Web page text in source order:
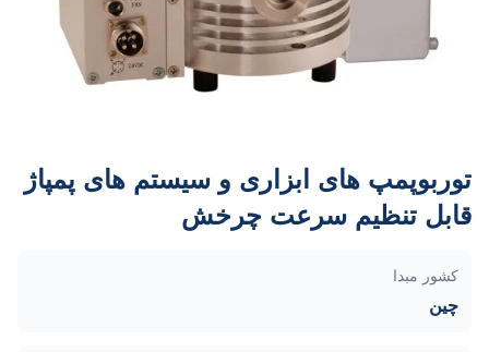
توربوپمپ های ابزاری و سیستم های پمپاژ
قابل تنظیم سرعت چرخش
کشور مبدا
چین